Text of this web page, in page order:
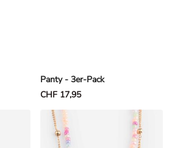
Panty - 3er-Pack
CHF 17,95